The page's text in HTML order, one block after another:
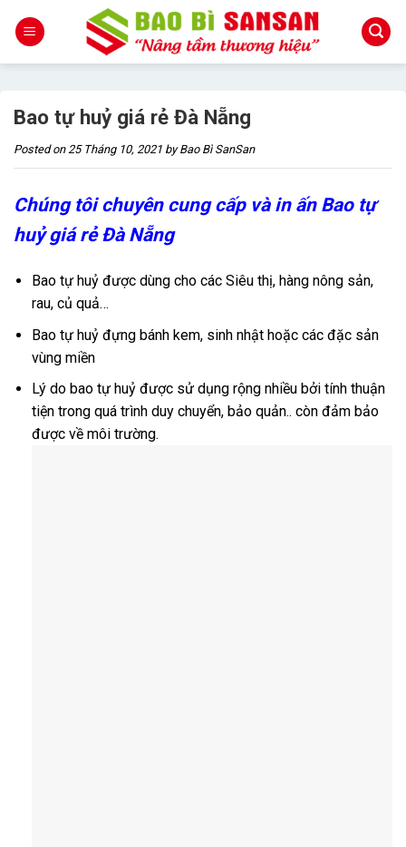
Bao tự huỷ giá rẻ Đà Nẵng
Posted on25 Tháng 10, 2021 byBao Bì SanSan
Chúng tôi chuyên cung cấp và in ấn Bao tự
huỷ giá rẻ Đà Nẵng
Bao tự huỷ được dùng cho các Siêu thị, hàng nông sản,
rau, củ quả…
Bao tự huỷ đựng bánh kem, sinh nhật hoặc các đặc sản
vùng miền
Lý do bao tự huỷ được sử dụng rộng nhiều bởi tính thuận
tiện trong quá trình duy chuyển, bảo quản.. còn đảm bảo
được về môi trường.